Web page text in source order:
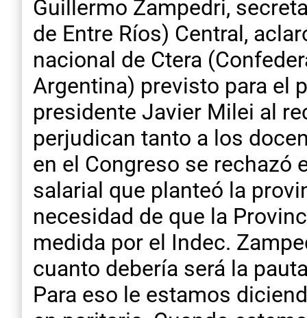
Guillermo Zampedri,
de Entre Ríos) Central,
nacional de Ctera
Argentina) previsto para el
presidente Javier Milei al
perjudican tanto a los
en el Congreso se rechazó
salarial que planteó la
necesidad de que la
medida por el Indec.
cuanto debería será la
Para eso le estamos